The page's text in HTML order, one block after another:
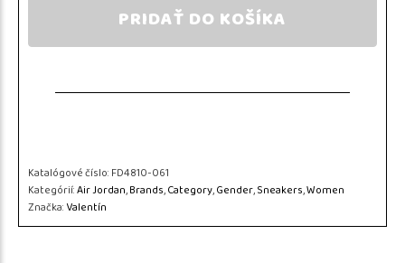
PRIDAŤ DO KOŠÍKA
Katalógové číslo:FD4810-061
Kategórií:Air Jordan,Brands,Category,Gender,Sneakers,Women
Značka:Valentín